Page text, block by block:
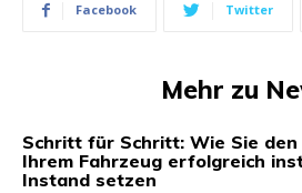
Facebook Twitter
Mehr zu
Schritt für Schritt: Wie Sie
Ihrem Fahrzeug erfolgreich
Instand setzen